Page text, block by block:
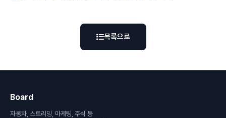
목록으로
Board
자동차, 스트리밍, 마케팅, 주식 등